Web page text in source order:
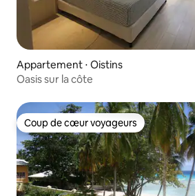
Appartement ⋅ Oistins
Oasis sur la côte
Coup de cœur voyageurs
Coup de cœur voyageurs